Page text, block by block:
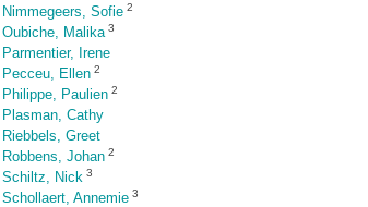
Nimmegeers, Sofie 2
Oubiche, Malika 3
Parmentier, Irene
Pecceu, Ellen 2
Philippe, Paulien 2
Plasman, Cathy
Riebbels, Greet
Robbens, Johan 2
Schiltz, Nick 3
Schollaert, Annemie 3